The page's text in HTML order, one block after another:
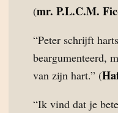
(mr. P.L.C.M.
“Peter schrijft
beargumenteerd,
van zijn hart.” (
“Ik vind dat je